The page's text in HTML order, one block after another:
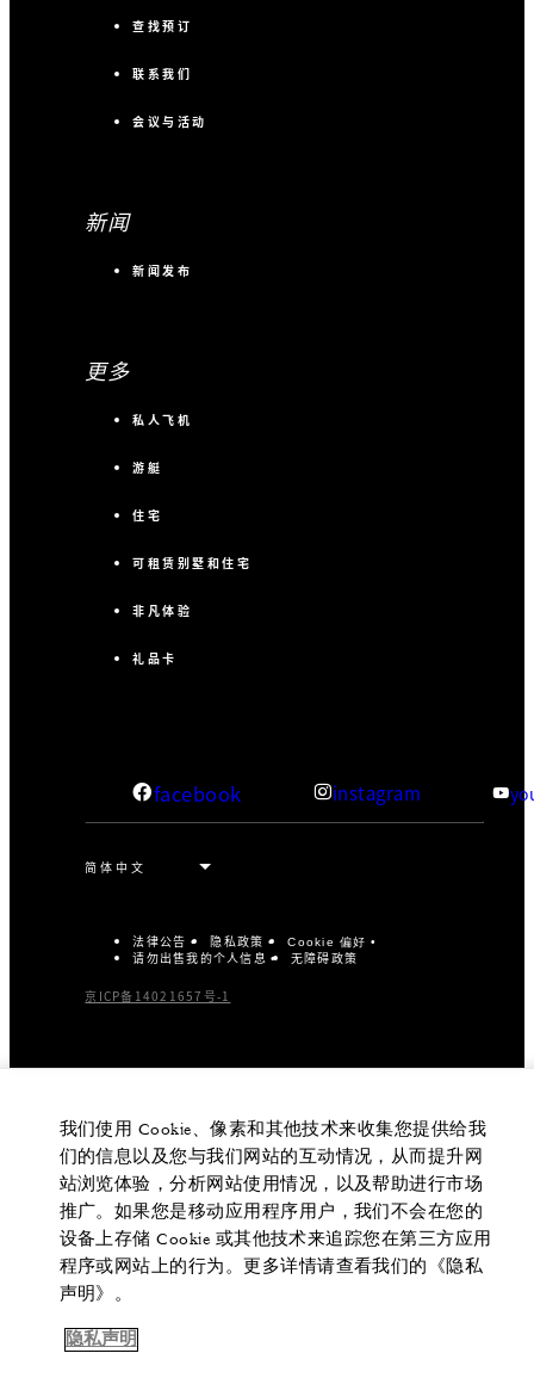
查找预订
联系我们
会议与活动
新闻
新闻发布
更多
私人飞机
游艇
住宅
可租赁别墅和住宅
非凡体验
礼品卡
facebook instagram
法律公告 隐私政策 Cookie 偏好
请勿出售我的个人信息 无障碍政策
京ICP备14021657号-1
我们使用 Cookie、像素和其他技术来收集您提供给我
们的信息以及您与我们网站的互动情况，从而提升网
站浏览体验，分析网站使用情况，以及帮助进行市场
推广。如果您是移动应用程序用户，我们不会在您的
设备上存储 Cookie 或其他技术来追踪您在第三方应用
程序或网站上的行为。更多详情请查看我们的《隐私
声明》。
隐私声明